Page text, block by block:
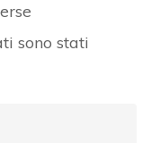
sono stati